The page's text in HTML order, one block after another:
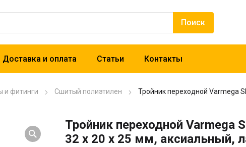
Доставка и оплата Статьи Контакты
и фитинги Сшитый полиэтилен Тройник переходной Varmega
Тройник переходной Varmega
32 х 20 х 25 мм, аксиальный,